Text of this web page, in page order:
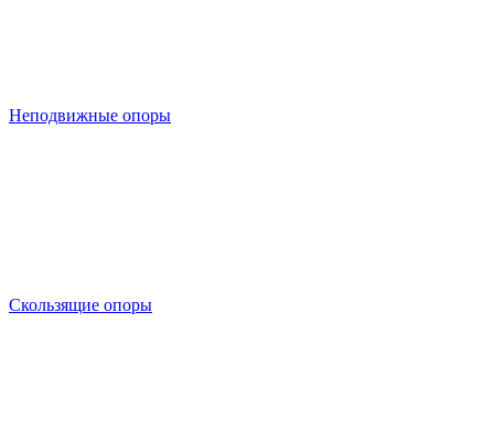
Неподвижные опоры
Скользящие опоры